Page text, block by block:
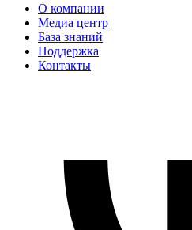
О компании
Медиа центр
База знаний
Поддержка
Контакты